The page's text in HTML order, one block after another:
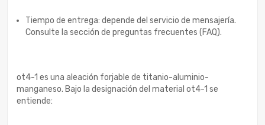
Tiempo de entrega: depende del servicio de mensajería.
Consulte la sección de preguntas frecuentes (FAQ).
ot4-1 es una aleación forjable de titanio-aluminio-
manganeso. Bajo la designación del material ot4-1 se
entiende: